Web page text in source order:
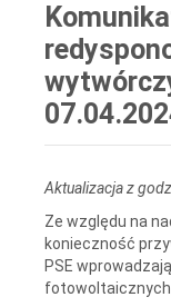
Aktualizacja z
Ze względu na
konieczność
PSE
fotowoltaicznych